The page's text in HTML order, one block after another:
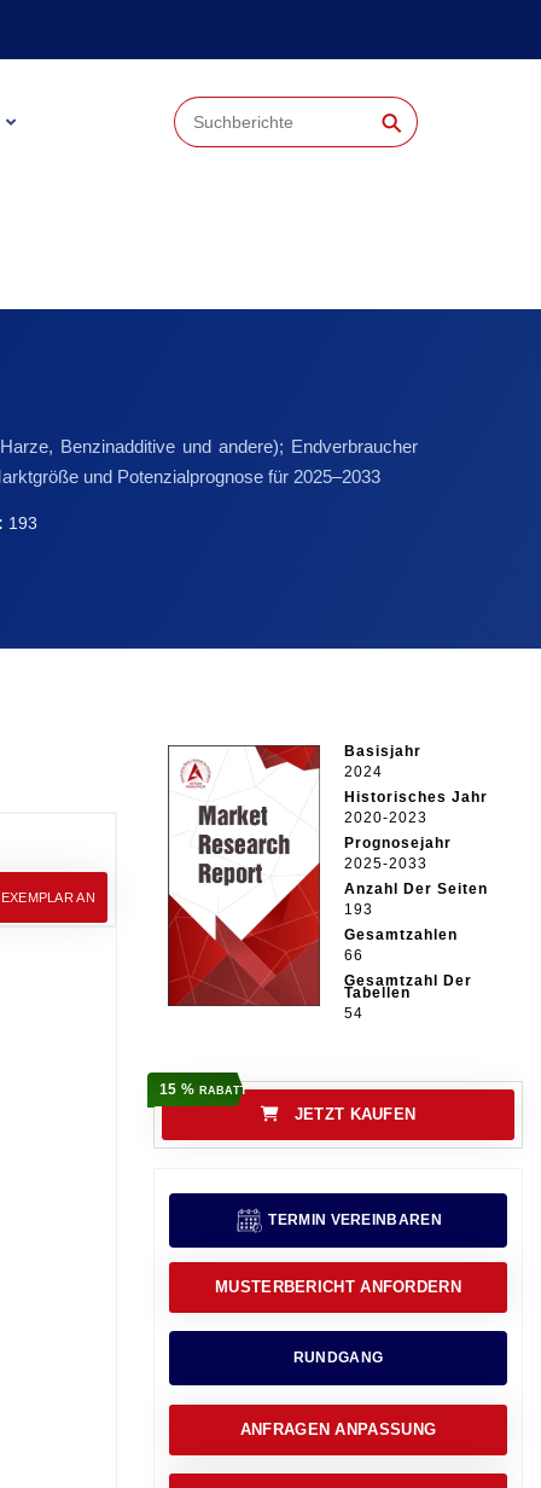
⚲
Benzinadditive und andere); Endverbraucher
und Potenzialprognose für 2025–2033
193
AN
Basisjahr
2024
Historisches Jahr
2020-2023
Prognosejahr
2025-2033
Anzahl Der Seiten
193
Gesamtzahlen
66
Gesamtzahl Der
Tabellen
54
15 % RABATT
JETZT KAUFEN
TERMIN VEREINBAREN
MUSTERBERICHT ANFORDERN
RUNDGANG
ANFRAGEN ANPASSUNG